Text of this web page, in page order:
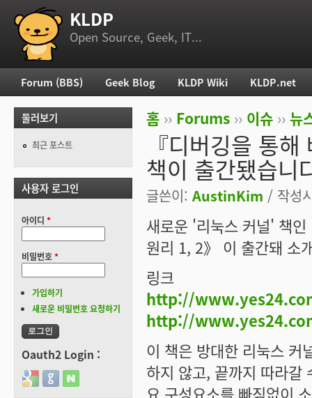
부 메뉴 KLDP
Open Source, Geek, IT...
현재 위치
홈 ›› Forums ›› 이슈 ›› 뉴
『디버깅을 통
책이 출간됐습니
글쓴이: AustinKim / 작성
새로운 '리눅스 커널' 책
원리 1, 2》 이 출간돼 소
링크
http://
http://
이 책은 방대한 리눅스 커
하지 않고, 끝까지 따라갈
요 구성요소를 빠짐없이
주 메뉴
Forum (BBS) Geek Blog KLDP Wiki KLDP.net
둘러보기
최근 포스트
사용자 로그인
아이디 *
비밀번호*
가입하기
새로운 비밀번호 요청하기
Oauth2 Login :
Login with Google
Login with GitHub
Login with Naver